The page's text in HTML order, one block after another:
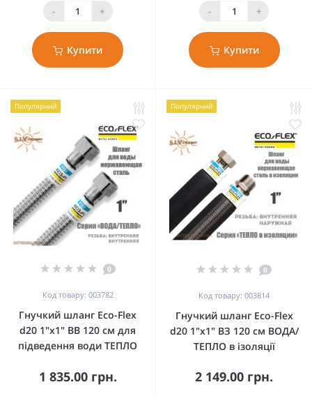
- +
Купити
- +
Купити
Популярний
0
Код товару: 003782
Гнучкий шланг Eco-Flex
d20 1"х1" ВВ 120 см для
підведення води ТЕПЛО
1 835.00 грн.
Популярний
0
Код товару: 003814
Гнучкий шланг Eco-Flex
d20 1"х1" ВЗ 120 см ВОДА/
ТЕПЛО в ізоляції
2 149.00 грн.